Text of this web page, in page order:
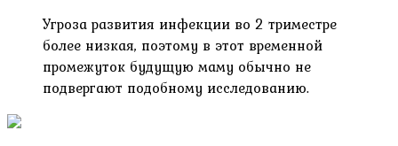
Угроза развития инфекции во 2 триместре
более низкая, поэтому в этот временной
промежуток будущую маму обычно не
подвергают подобному исследованию.